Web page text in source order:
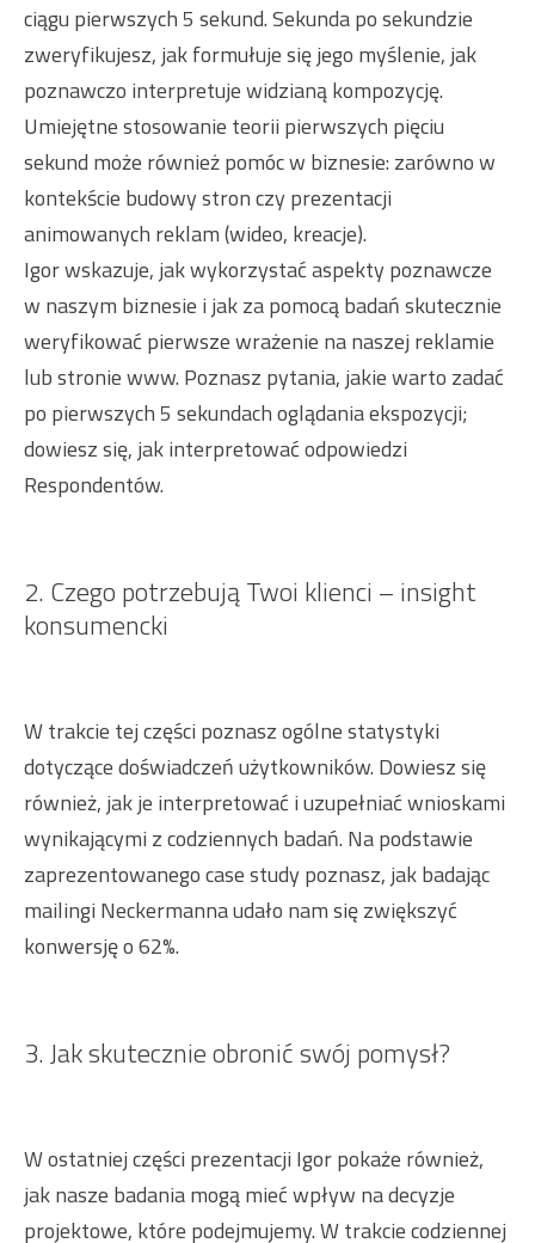
ciągu pierwszych 5 sekund. Sekunda po sekundzie
zweryfikujesz, jak formułuje się jego myślenie, jak
poznawczo interpretuje widzianą kompozycję.
Umiejętne stosowanie teorii pierwszych pięciu
sekund może również pomóc w biznesie: zarówno w
kontekście budowy stron czy prezentacji
animowanych reklam (wideo, kreacje).
Igor wskazuje, jak wykorzystać aspekty poznawcze
w naszym biznesie i jak za pomocą badań skutecznie
weryfikować pierwsze wrażenie na naszej reklamie
lub stronie www. Poznasz pytania, jakie warto zadać
po pierwszych 5 sekundach oglądania ekspozycji;
dowiesz się, jak interpretować odpowiedzi
Respondentów.
2. Czego potrzebują Twoi klienci – insight
konsumencki
W trakcie tej części poznasz ogólne statystyki
dotyczące doświadczeń użytkowników. Dowiesz się
również, jak je interpretować i uzupełniać wnioskami
wynikającymi z codziennych badań. Na podstawie
zaprezentowanego case study poznasz, jak badając
mailingi Neckermanna udało nam się zwiększyć
konwersję o 62%.
3. Jak skutecznie obronić swój pomysł?
W ostatniej części prezentacji Igor pokaże również,
jak nasze badania mogą mieć wpływ na decyzje
projektowe, które podejmujemy. W trakcie codziennej